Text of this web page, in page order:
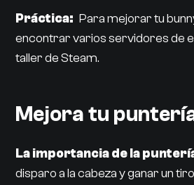
Práctica: Para mejorar tu
encontrar varios servidores de
taller de Steam.
Mejora tu
La importancia de la
disparo a la cabeza y ganar un